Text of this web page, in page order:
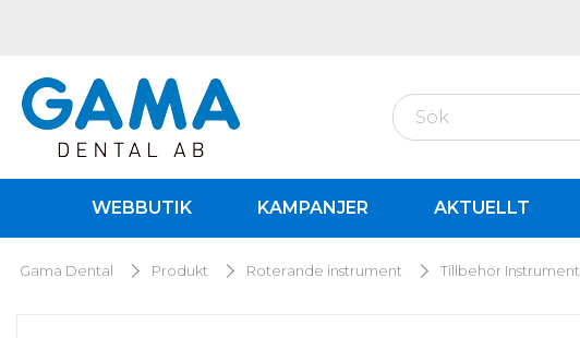
WEBBUTIK KAMPANJER AKTUELLT
Gama Dental Produkt Roterande instrument Tillbehör Instrument